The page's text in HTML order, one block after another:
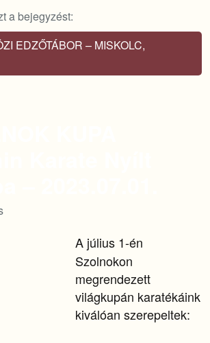
a bejegyzést:
EDZŐTÁBOR – MISKOLC,
A július 1-én
Szolnokon
megrendezett
világkupán karatékáink
kiválóan szerepeltek: